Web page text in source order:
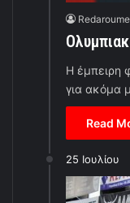
Redaroume
Η έμπειρη
για ακόμα
Read
25 Ιουλίου